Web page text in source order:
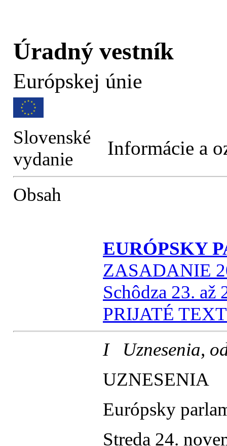
Úradný vestník
Európskej únie
Slovenské
vydanie
Informácie a
Obsah
EURÓPSKY
ZASADANIE
Schôdza 23. až
PRIJATÉ
I Uznesenia,
UZNESENIA
Európsky
Streda 24.